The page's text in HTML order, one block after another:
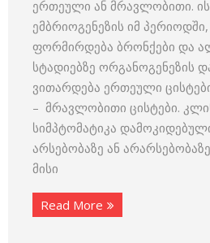
ერთეული ან მრავლობითი.
ემბრიოგენეზის იმ
ფორმირდება ბრონქები და
სტადიებზე ორგანოგენეზის
ვითარდება ერთეული
– მრავლობითი ცისტები.
სიმპტომატიკა
არსებობაზე ან
მისი
Read More